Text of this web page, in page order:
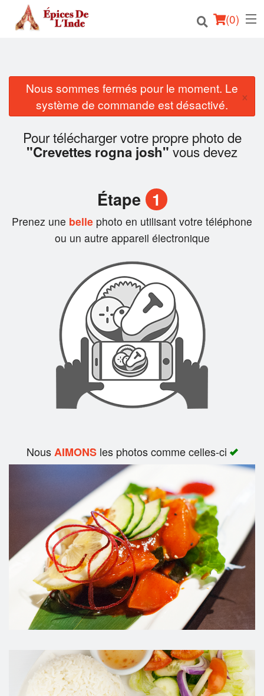
(0)
Commander en ligne
Emplacement
Français
Rechercher
Nous sommes fermés pour le moment. Le
système de commande est désactivé.
×
Pour télécharger votre propre photo de
"Crevettes rogna josh"vous devez
Étape 1
Prenez une belle photo en utilisant votre téléphone
ou un autre appareil électronique
NousAIMONSles photos comme celles-ci